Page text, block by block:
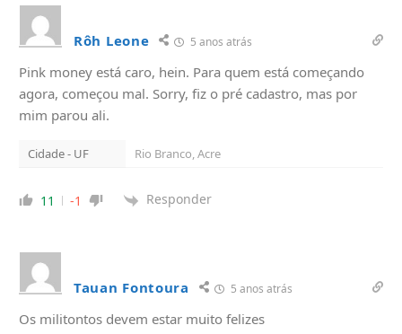
Rôh Leone 5 anos atrás
Pink money está caro, hein. Para quem está começando
agora, começou mal. Sorry, fiz o pré cadastro, mas por
mim parou ali.
Cidade - UF Rio Branco, Acre
11 -1 Responder
Tauan Fontoura 5 anos atrás
Os militontos devem estar muito felizes